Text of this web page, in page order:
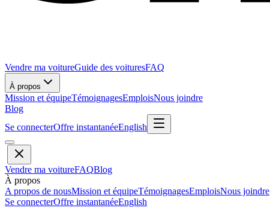
Vendre ma voitureGuide des voituresFAQ
À propos
Mission et équipeTémoignagesEmploisNous joindre
Blog
Se connecterOffre instantanéeEnglish
Vendre ma voitureFAQBlog
À propos
A propos de nousMission et équipeTémoignagesEmploisNous joindre
Se connecterOffre instantanéeEnglish